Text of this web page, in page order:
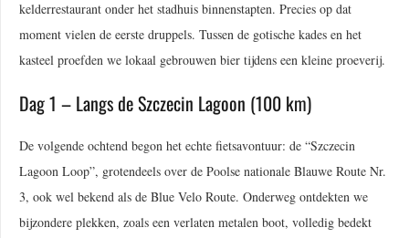
kelderrestaurant onder het stadhuis binnenstapten. Precies op dat
moment vielen de eerste druppels. Tussen de gotische kades en het
kasteel proefden we lokaal gebrouwen bier tijdens een kleine proeverij.
Dag 1 – Langs de Szczecin Lagoon (100 km)
De volgende ochtend begon het echte fietsavontuur: de “Szczecin
Lagoon Loop”, grotendeels over de Poolse nationale Blauwe Route Nr.
3, ook wel bekend als de Blue Velo Route. Onderweg ontdekten we
bijzondere plekken, zoals een verlaten metalen boot, volledig bedekt